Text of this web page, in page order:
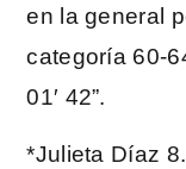
en la general
categoría 60-
01′ 42”.
*Julieta Díaz